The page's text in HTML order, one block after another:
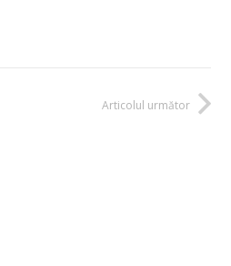
Articolul următor